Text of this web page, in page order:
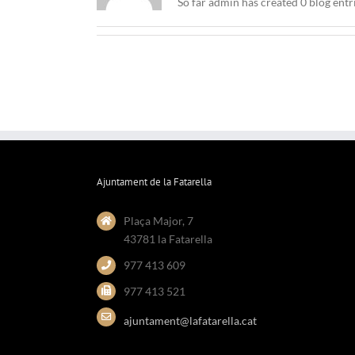
Ajuntament de la Fatarella
Plaça Major, 7
43781 la Fatarella
977 413 609
977 413 521
ajuntament@lafatarella.cat